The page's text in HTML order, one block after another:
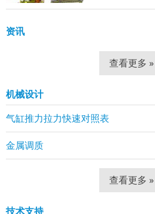
制、网站组建等。
资讯
查看更多 »
机械设计
气缸推力拉力快速对照表
金属调质
查看更多 »
技术支持